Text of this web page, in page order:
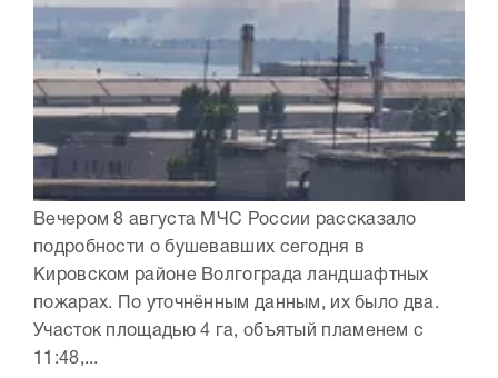
Вечером 8 августа МЧС России рассказало
подробности о бушевавших сегодня в
Кировском районе Волгограда ландшафтных
пожарах. По уточнённым данным, их было два.
Участок площадью 4 га, объятый пламенем с
11:48,...